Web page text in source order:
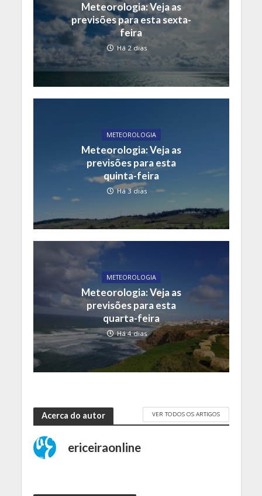
Meteorologia: Veja as
previsões para esta sexta-
feira
Há 2 dias
METEOROLOGIA
Meteorologia: Veja as
previsões para esta
quinta-feira
Há 3 dias
METEOROLOGIA
Meteorologia: Veja as
previsões para esta
quarta-feira
Há 4 dias
Acerca do autor VER TODOS OS ARTIGOS
ericeiraonline